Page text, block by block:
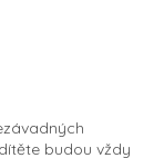
budou vždy